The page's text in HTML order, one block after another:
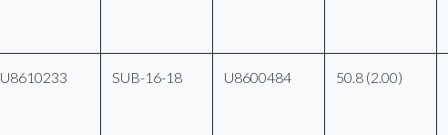
U8610233 SUB-16-18 U8600484 50.8 (2.00)